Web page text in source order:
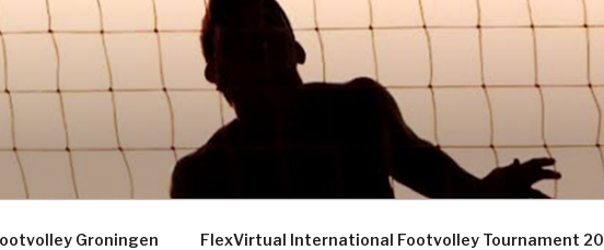
GRONINGEN – THE
Groningen FlexVirtual International Footvolley Tournament